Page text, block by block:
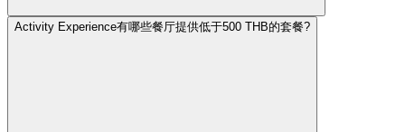
Activity Experience有哪些餐厅提供低于500 THB的套餐?